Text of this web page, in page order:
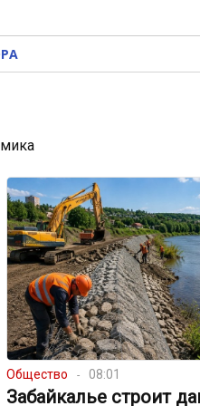
Общество 08:01
Забайкалье строит